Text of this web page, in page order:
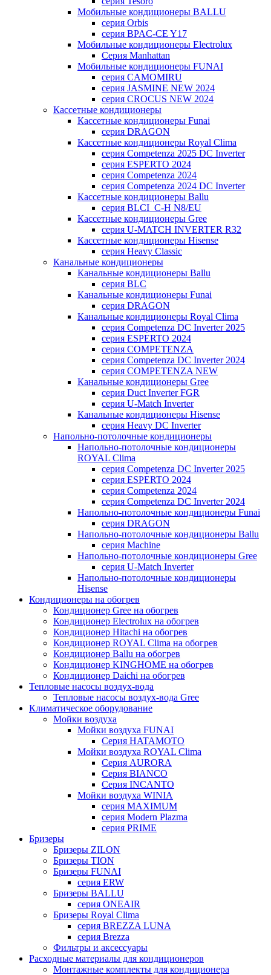
Мобильные кондиционеры BALLU
серия Orbis
серия BPAC-CE Y17
Мобильные кондиционеры Electrolux
Cерия Manhattan
Мобильные кондиционеры FUNAI
серия CAMOMIRU
серия JASMINE NEW 2024
серия CROCUS NEW 2024
Кассетные кондиционеры
Кассетные кондиционеры Funai
серия DRAGON
Кассетные кондиционеры Royal Clima
серия Competenza 2025 DC Inverter
серия ESPERTO 2024
серия Competenza 2024
серия Competenza 2024 DC Inverter
Кассетные кондиционеры Ballu
серия BLCI_C-H N8/EU
Кассетные кондиционеры Gree
серия U-MATCH INVERTER R32
Кассетные кондиционеры Hisense
серия Heavy Classic
Канальные кондиционеры
Канальные кондиционеры Ballu
серия BLC
Канальные кондиционеры Funai
серия DRAGON
Канальные кондиционеры Royal Clima
серия Competenza DC Inverter 2025
серия ESPERTO 2024
серия COMPETENZA
серия Competenza DC Inverter 2024
серия COMPETENZA NEW
Канальные кондиционеры Gree
серия Duct Inverter FGR
серия U-Match Inverter
Канальные кондиционеры Hisense
серия Heavy DC Inverter
Напольно-потолочные кондиционеры
Напольно-потолочные кондиционеры
ROYAL Clima
серия Competenza DC Inverter 2025
серия ESPERTO 2024
серия Competenza 2024
серия Competenza DC Inverter 2024
Напольно-потолочные кондиционеры Funai
серия DRAGON
Напольно-потолочные кондиционеры Ballu
серия Machine
Напольно-потолочные кондиционеры Gree
серия U-Match Inverter
Напольно-потолочные кондиционеры
Hisense
Кондиционеры на обогрев
Кондиционер Gree на обогрев
Кондиционер Electrolux на обогрев
Кондиционер Hitachi на обогрев
Кондиционер ROYAL Clima на обогрев
Кондиционер Ballu на обогрев
Кондиционер KINGHOME на обогрев
Кондиционер Daichi на обогрев
Тепловые насосы воздух-вода
Тепловые насосы воздух-вода Gree
Климатическое оборудование
Мойки воздуха
Мойки воздуха FUNAI
Серия HATAMOTO
Мойки воздуха ROYAL Clima
Серия AURORA
Серия BIANCO
Серия INCANTO
Мойки воздуха WINIA
серия MAXIMUM
серия Modern Plazma
серия PRIME
Бризеры
Бризеры ZILON
Бризеры TION
Бризеры FUNAI
серия ERW
Бризеры BALLU
серия ONEAIR
Бризеры Royal Clima
серия BREZZA LUNA
серия Brezza
Фильтры и аксессуары
Расходные материалы для кондиционеров
Монтажные комплекты для кондиционера